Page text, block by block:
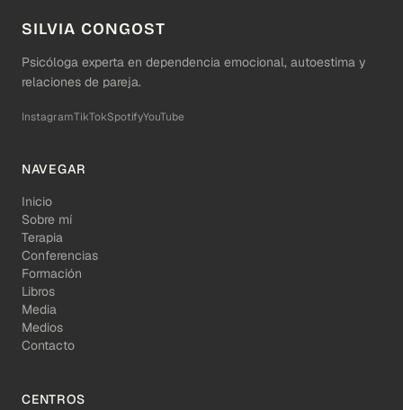
SILVIA CONGOST
Psicóloga experta en dependencia emocional, autoestima y
relaciones de pareja.
InstagramTikTokSpotifyYouTube
NAVEGAR
Inicio
Sobre mí
Terapia
Conferencias
Formación
Libros
Media
Medios
Contacto
CENTROS